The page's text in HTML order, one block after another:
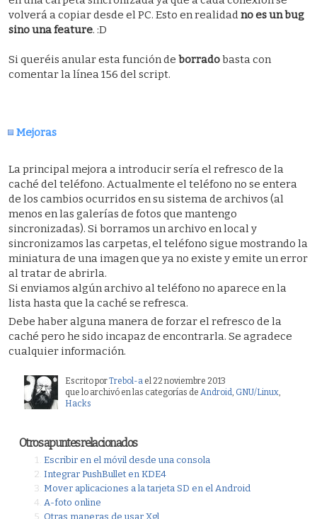
volverá a copiar desde el PC. Esto en realidadno es un bug
sino una feature. :D
Si queréis anular esta función de borradobasta con
comentar la línea 156 del script.
Mejoras
La principal mejora a introducir sería el refresco de la
caché del teléfono. Actualmente el teléfono no se entera
de los cambios ocurridos en su sistema de archivos (al
menos en las galerías de fotos que mantengo
sincronizadas). Si borramos un archivo en local y
sincronizamos las carpetas, el teléfono sigue mostrando la
miniatura de una imagen que ya no existe y emite un error
al tratar de abrirla.
Si enviamos algún archivo al teléfono no aparece en la
lista hasta que la caché se refresca.
Debe haber alguna manera de forzar el refresco de la
caché pero he sido incapaz de encontrarla. Se agradece
cualquier información.
Escrito porTrebol-a el 22 noviembre 2013
que lo archivó en las categorías de Android, GNU/Linux,
Hacks
Otros apuntes relacionados
Escribir en el móvil desde una consola
Integrar PushBullet en KDE4
Mover aplicaciones a la tarjeta SD en el Android
A-foto online
Otras maneras de usar Xgl